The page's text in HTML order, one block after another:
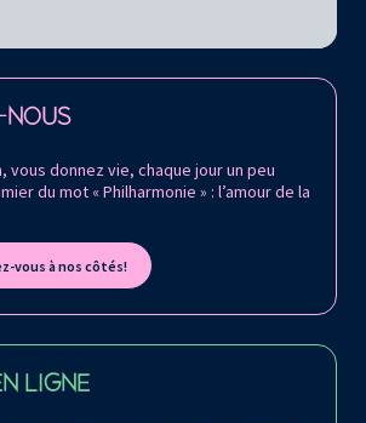
NOUS
vous donnez vie, chaque jour un peu
du mot « Philharmonie » : l’amour de la
vous à nos côtés!
LIGNE
de Paris sur